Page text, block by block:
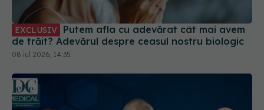
EXCLUSIV
de trăit? Adevărul despre ceasul nostru biologic
08 iul 2026, 14:35